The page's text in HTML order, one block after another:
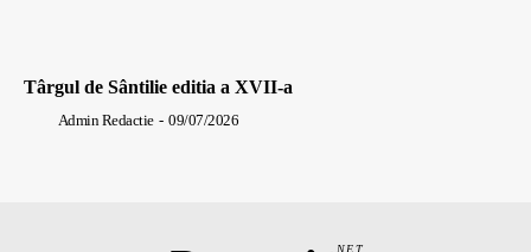
Târgul de Sântilie editia a XVII-a
Admin Redactie - 09/07/2026